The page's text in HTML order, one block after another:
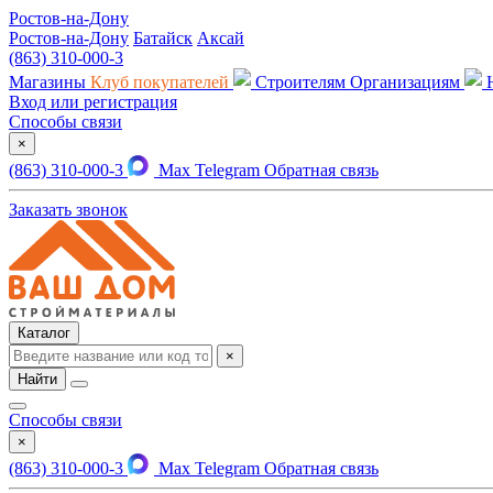
Ростов-на-Дону
Ростов-на-Дону Батайск Аксай
(863) 310-000-3
Магазины Клуб покупателей Строителям Организациям
Вход или регистрация
Способы связи
×
(863) 310-000-3 Max Telegram Обратная связь
Заказать звонок
Каталог
×
Найти
Способы связи
×
(863) 310-000-3 Max Telegram Обратная связь